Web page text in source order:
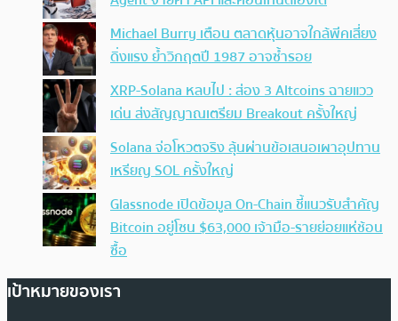
Michael Burry เตือน ตลาดหุ้นอาจใกล้พีคเสี่ยง
ดิ่งแรง ย้ำวิกฤตปี 1987 อาจซ้ำรอย
XRP-Solana หลบไป : ส่อง 3 Altcoins ฉายแวว
เด่น ส่งสัญญาณเตรียม Breakout ครั้งใหญ่
Solana จ่อโหวตจริง ลุ้นผ่านข้อเสนอเผาอุปทาน
เหรียญ SOL ครั้งใหญ่
Glassnode เปิดข้อมูล On-Chain ชี้แนวรับสำคัญ
Bitcoin อยู่โซน $63,000 เจ้ามือ-รายย่อยแห่ช้อน
ซื้อ
เป้าหมายของเรา